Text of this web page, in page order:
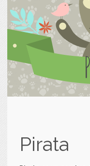
Pirata